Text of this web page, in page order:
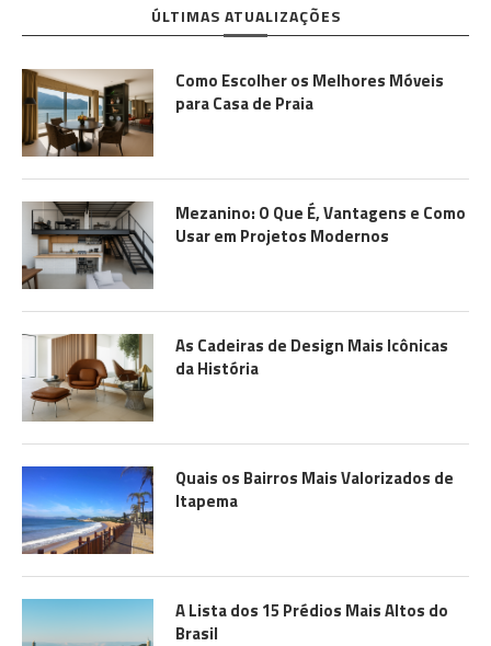
ÚLTIMAS ATUALIZAÇÕES
Como Escolher os Melhores Móveis
para Casa de Praia
Mezanino: O Que É, Vantagens e Como
Usar em Projetos Modernos
As Cadeiras de Design Mais Icônicas
da História
Quais os Bairros Mais Valorizados de
Itapema
A Lista dos 15 Prédios Mais Altos do
Brasil